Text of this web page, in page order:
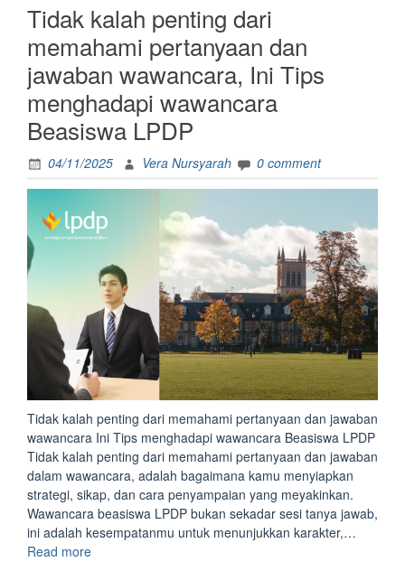
Tidak kalah penting dari
memahami pertanyaan dan
jawaban wawancara, Ini Tips
menghadapi wawancara
Beasiswa LPDP
04/11/2025 Vera Nursyarah 0 comment
Tidak kalah penting dari memahami pertanyaan dan jawaban
wawancara Ini Tips menghadapi wawancara Beasiswa LPDP
Tidak kalah penting dari memahami pertanyaan dan jawaban
dalam wawancara, adalah bagaimana kamu menyiapkan
strategi, sikap, dan cara penyampaian yang meyakinkan.
Wawancara beasiswa LPDP bukan sekadar sesi tanya jawab,
ini adalah kesempatanmu untuk menunjukkan karakter,…
Read more“Tidak